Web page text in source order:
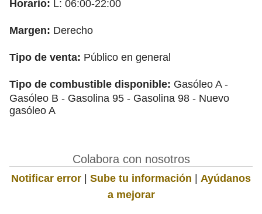
Horario: L: 06:00-22:00
Margen: Derecho
Tipo de venta: Público en general
Tipo de combustible disponible: Gasóleo A -
Gasóleo B - Gasolina 95 - Gasolina 98 - Nuevo
gasóleo A
Colabora con nosotros
Notificar error | Sube tu información | Ayúdanos
a mejorar